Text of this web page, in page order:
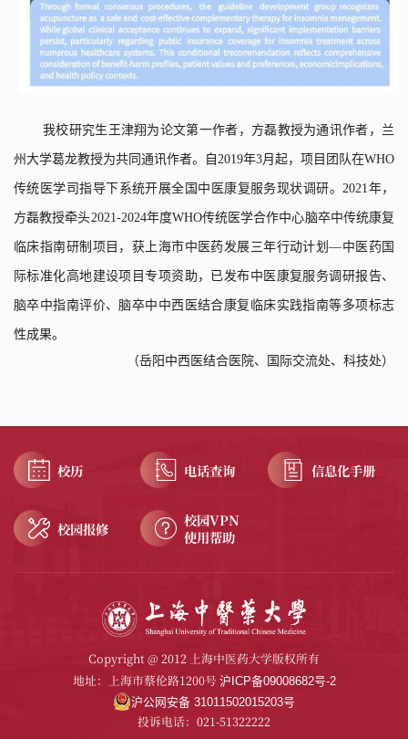
我校研究生王津翔为论文第一作者，方磊教授为通讯作者，兰
州大学葛龙教授为共同通讯作者。自 2019年3月起，项目团队在WHO
传统医学司指导下系统开展全国中医康复服务现状调研。2021年，
方磊教授牵头2021-2024年度WHO传统医学合作中心脑卒中传统康复
临床指南研制项目，获上海市中医药发展三年行动计划—中医药国
际标准化高地建设项目专项资助，已发布中医康复服务调研报告、
脑卒中指南评价、脑卒中中西医结合康复临床实践指南等多项标志
性成果。
（岳阳中西医结合医院、国际交流处、科技处）
校历 电话查询 信息化手册
校园报修
校园VPN
使用帮助
Copyright @ 2012 上海中医药大学版权所有
地址：上海市蔡伦路1200号 沪ICP备09008682号-2
沪公网安备 31011502015203号
投诉电话：021-51322222